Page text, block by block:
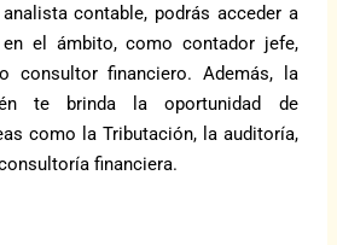
contable, podrás acceder a
el ámbito, como contador jefe,
consultor financiero. Además, la
te brinda la oportunidad de
como la Tributación, la auditoría,
financiera.